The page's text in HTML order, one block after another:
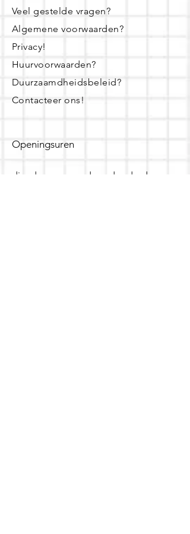
Veel gestelde vragen?
Algemene voorwaarden?
Privacy!
Huurvoorwaarden?
Duurzaamdheidsbeleid?
Contacteer ons!
Openingsuren
dinsdag - woensdag- donderdag: